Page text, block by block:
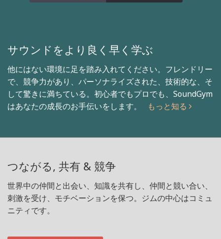
サウンドをより良く早く学ぶ
他にはない環境に足を踏み入れてください。フレンドリー
で、競争力があり、パーソナライズされた、技術的な、そ
して驚きに満ちている。初心者でもプロでも、SoundGym
はあなたの成長のお手伝いをします。
もっと知る
つながる, 共有 & 競争
世界中の仲間と出会い、知識を共有し、仲間と競い合い、
刺激を受け、モチベーションを保つ。ジムの中心はコミュ
ニティです。